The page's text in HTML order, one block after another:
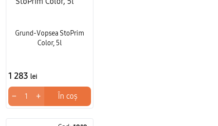
Grund-Vopsea StoPrim
Color, 5l
1 283 lei
− + În coș